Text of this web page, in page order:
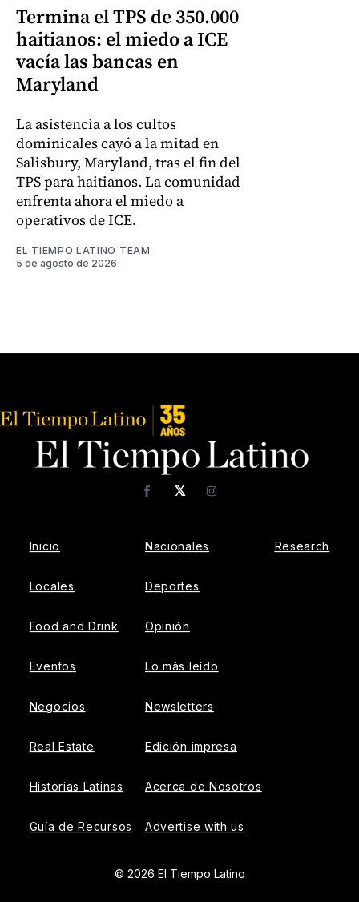
Termina el TPS de 350.000
haitianos: el miedo a ICE
vacía las bancas en
Maryland
La asistencia a los cultos
dominicales cayó a la mitad en
Salisbury, Maryland, tras el fin del
TPS para haitianos. La comunidad
enfrenta ahora el miedo a
operativos de ICE.
EL TIEMPO LATINO TEAM
5 de agosto de 2026
𝕏
FacebookInstagram
Inicio
Locales
Food and Drink
Eventos
Negocios
Real Estate
Historias Latinas
Guía de Recursos
Nacionales
Deportes
Opinión
Lo más leído
Newsletters
Edición impresa
Acerca de Nosotros
Advertise with us
Research
© 2026 El Tiempo Latino